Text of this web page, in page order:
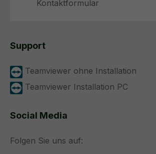
Kontaktformular
Support
Teamviewer ohne Installation
Teamviewer Installation PC
Social Media
Folgen Sie uns auf: